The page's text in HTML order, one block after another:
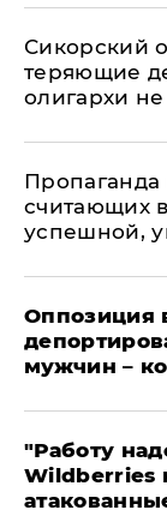
Сикорский
теряющие
олигархи
​Пропаганда
считающих
успешной,
Оппозиция
мужчин –
"Работу
Wildberries